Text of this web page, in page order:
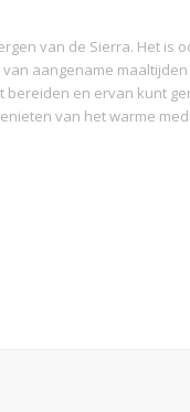
van de Sierra. Het is
aangename
en ervan kunt
van het warme